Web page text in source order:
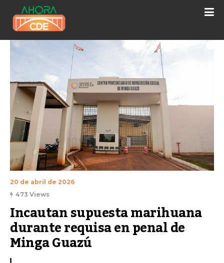
20 de abril de 2026
473 Views
Incautan supuesta marihuana
durante requisa en penal de
Minga Guazú